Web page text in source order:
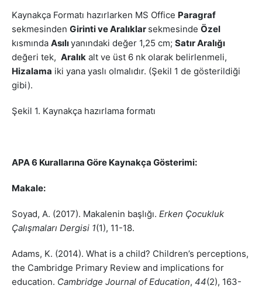
Kaynakça Formatı hazırlarken MS Office Paragraf
sekmesinden Girinti ve Aralıklar sekmesinde Özel
kısmında Asılıyanındaki değer 1,25 cm; Satır Aralığı
değeri tek, Aralık alt ve üst 6 nk olarak belirlenmeli,
Hizalama iki yana yaslı olmalıdır. (Şekil 1 de gösterildiği
gibi).
Şekil 1. Kaynakça hazırlama formatı
APA 6 Kurallarına Göre Kaynakça Gösterimi:
Makale:
Soyad, A. (2017). Makalenin başlığı. Erken Çocukluk
Çalışmaları Dergisi 1(1), 11-18.
Adams, K. (2014). What is a child? Children’s perceptions,
the Cambridge Primary Review and implications for
education. Cambridge Journal of Education, 44(2), 163-